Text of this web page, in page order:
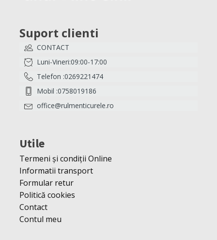
Suport clienti
CONTACT
Luni-Vineri:09:00-17:00
Telefon :0269221474
Mobil :0758019186
office@rulmenticurele.ro
Utile
Termeni și condiții Online
Informatii transport
Formular retur
Politică cookies
Contact
Contul meu